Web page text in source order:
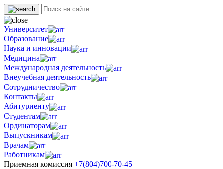
Университет
Образование
Наука и инновации
Медицина
Международная деятельность
Внеучебная деятельность
Сотрудничество
Контакты
Абитуриенту
Студентам
Ординаторам
Выпускникам
Врачам
Работникам
Приемная комиссия +7(804)700-70-45